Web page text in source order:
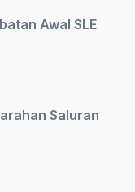
Awal SLE
Saluran